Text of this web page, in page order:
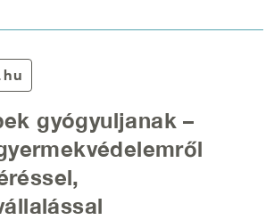
gyógyuljanak –